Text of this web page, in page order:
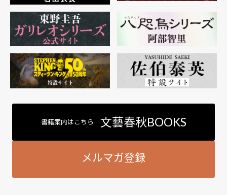
書籍案内はこちら 文藝春秋BOOKS
メルマガ登録